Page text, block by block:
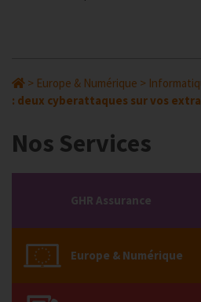
> Europe & Numérique >
: deux cyberattaques sur vos
Nos Services
GHR Assurance
Europe & Numérique